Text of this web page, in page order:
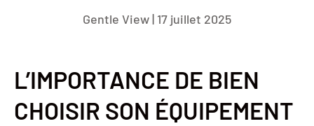
Gentle View | 17 juillet 2025
L’IMPORTANCE DE BIEN
CHOISIR SON ÉQUIPEMENT